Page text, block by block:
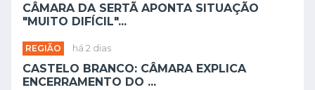
CÂMARA DA SERTÃ APONTA SITUAÇÃO
"MUITO DIFÍCIL"...
REGIÃO há 2 dias
CASTELO BRANCO: CÂMARA EXPLICA
ENCERRAMENTO DO ...